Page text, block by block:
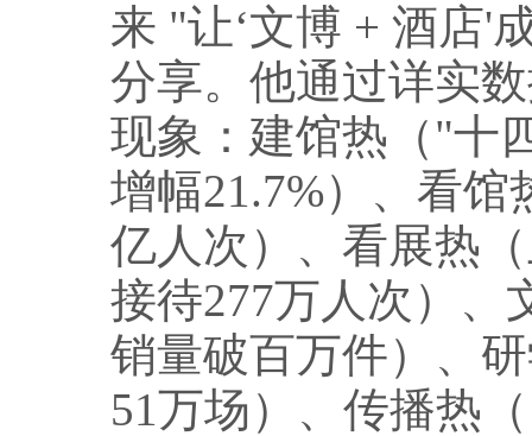
来 "让‘文博 + 酒店'
分享。他通过详实
现象：建馆热（"十
增幅21.7%）、看馆
亿人次）、看展热
接待277万人次）、
销量破百万件）、
51万场）、传播热